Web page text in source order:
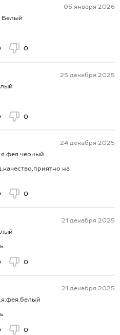
05 января 2026
Белый
0
25 декабря 2025
0
24 декабря 2025
на
0
21 декабря 2025
0
21 декабря 2025
0